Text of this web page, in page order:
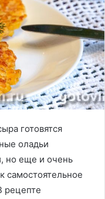
готовятся
оладьи
но еще и очень
самостоятельное
рецепте